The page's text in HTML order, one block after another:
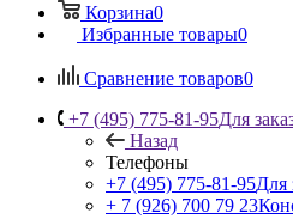
Корзина0
Избранные товары0
Сравнение товаров0
+7 (495) 775-81-95Для
Назад
Телефоны
+7 (495) 775-81-95Для
+ 7 (926) 700 79 23